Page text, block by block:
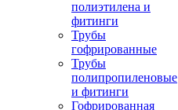
полиэтилена и
фитинги
Трубы
гофрированные
Трубы
полипропиленовые
и фитинги
Гофрированная